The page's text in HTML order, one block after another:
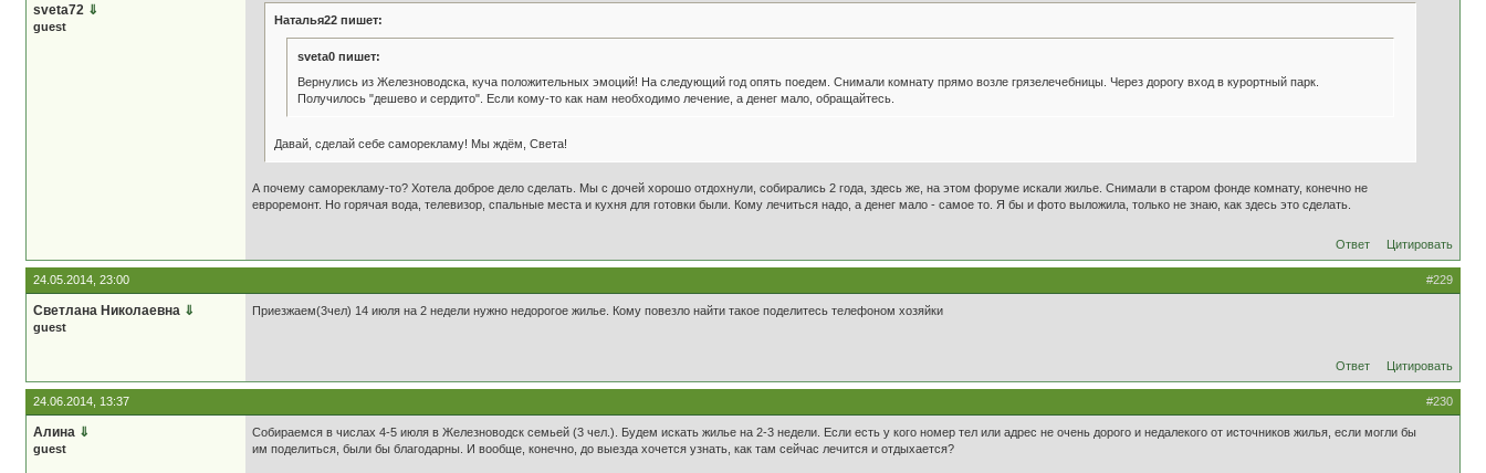
sveta72 ⇓
guest Наталья22 пишет:
sveta0 пишет:
Вернулись из Железноводска, куча положительных эмоций! На следующий год опять поедем. Снимали комнату прямо возле грязелечебницы. Через дорогу вход в курортный парк.
Получилось "дешево и сердито". Если кому-то как нам необходимо лечение, а денег мало, обращайтесь.
Давай, сделай себе саморекламу! Мы ждём, Света!
А почему саморекламу-то? Хотела доброе дело сделать. Мы с дочей хорошо отдохнули, собирались 2 года, здесь же, на этом форуме искали жилье. Снимали в старом фонде комнату, конечно не
евроремонт. Но горячая вода, телевизор, спальные места и кухня для готовки были. Кому лечиться надо, а денег мало - самое то. Я бы и фото выложила, только не знаю, как здесь это сделать.
Ответ Цитировать
#229
24.05.2014, 23:00
Светлана Николаевна ⇓
guest
Приезжаем(3чел) 14 июля на 2 недели нужно недорогое жилье. Кому повезло найти такое поделитесь телефоном хозяйки
Ответ Цитировать
#230
24.06.2014, 13:37
Алина ⇓
guest
Собираемся в числах 4-5 июля в Железноводск семьей (3 чел.). Будем искать жилье на 2-3 недели. Если есть у кого номер тел или адрес не очень дорого и недалекого от источников жилья, если могли бы
им поделиться, были бы благодарны. И вообще, конечно, до выезда хочется узнать, как там сейчас лечится и отдыхается?